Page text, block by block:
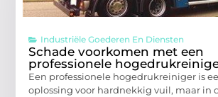
Industriële Goederen En Diensten
Schade voorkomen met een
professionele
Een professionele hogedrukreiniger is
oplossing voor hardnekkig vuil, maar in